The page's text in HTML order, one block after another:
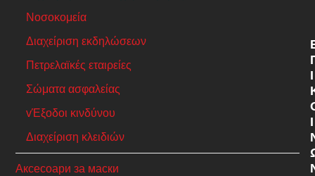
Νοσοκομεία
Διαχείριση εκδηλώσεων
Πετρελαϊκές εταιρείες
Σώματα ασφαλείας
vΈξοδοι κινδύνου
Διαχείριση κλειδιών
Аксесоари за маски
Ι
Ι